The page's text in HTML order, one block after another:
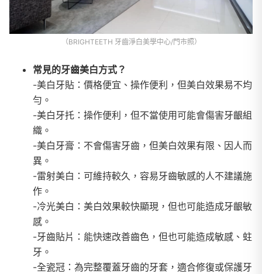
（BRIGHTEETH 牙齒淨白美學中心/門市照）
常見的牙齒美白方式？
-美白牙貼：價格便宜、操作便利，但美白效果易不均
勻。
-美白牙托：操作便利，但不當使用可能會傷害牙齦組
織。
-美白牙膏：不會傷害牙齒，但美白效果有限、因人而
異。
-雷射美白：可維持較久，容易牙齒敏感的人不建議施
作。
-冷光美白：美白效果較快顯現，但也可能造成牙齦敏
感。
-牙齒貼片：能快速改善齒色，但也可能造成敏感、蛀
牙。
-全瓷冠：為完整覆蓋牙齒的牙套，適合修復或保護牙